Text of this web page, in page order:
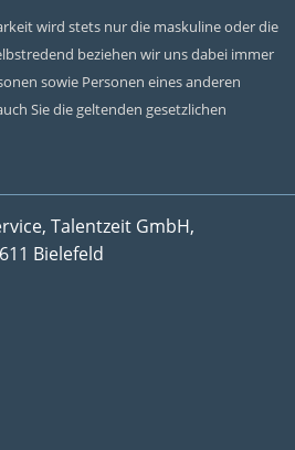
wird stets nur die maskuline oder die
beziehen wir uns dabei immer
sowie Personen eines anderen
Sie die geltenden gesetzlichen
Talentzeit GmbH,
Bielefeld